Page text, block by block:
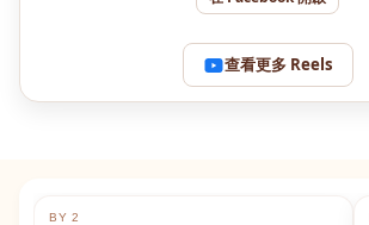
查看更多 Reels
BY 2